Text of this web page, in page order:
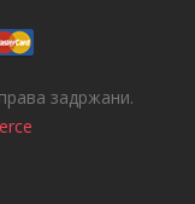
задржани.